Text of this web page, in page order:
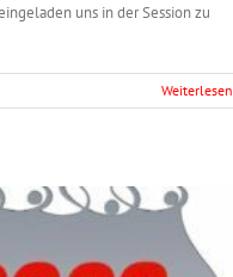
uns in der Session zu
Weiterlesen